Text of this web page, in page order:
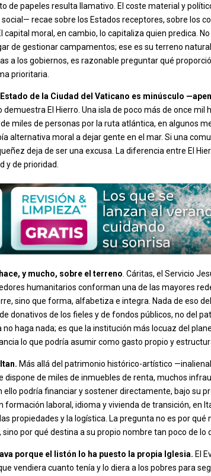
de papeles resulta llamativo. El coste material y
social— recae sobre los Estados receptores, sobre los
capital moral, en cambio, lo capitaliza quien predica.
de gestionar campamentos; ese es su terreno
a los gobiernos, es razonable preguntar qué
prioritaria.
Estado de la Ciudad del Vaticano es minúsculo
demuestra El Hierro. Una isla de poco más de once mil
miles de personas por la ruta atlántica, en algunos
alternativa moral a dejar gente en el mar. Si una
deja de ser una excusa. La diferencia entre El
y de prioridad.
y mucho, sobre el terreno . Cáritas, el Servicio
humanitarios conforman una de las mayores
sino que forma, alfabetiza e integra. Nada de eso
donativos de los fieles y de fondos públicos, no del
no haga nada; es que la institución más locuaz del
lo que podría asumir como gasto propio y
Más allá del patrimonio histórico-artístico
dispone de miles de inmuebles de renta, muchos
ello podría financiar y sostener directamente, bajo su
formación laboral, idioma y vivienda de transición, en
propiedades y la logística. La pregunta no es por
por qué destina a su propio nombre tan poco de lo
porque el listón lo ha puesto la propia Iglesia. El
vendiera cuanto tenía y lo diera a los pobres para